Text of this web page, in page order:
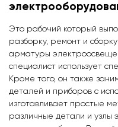
Это рабочий который
разборку, ремонт и
арматуры
специалист использует
Кроме того, он также
деталей и приборов с
изготавливает простые
различные детали и узлы